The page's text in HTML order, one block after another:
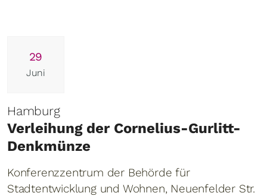
29
Juni
Hamburg
Verleihung der Cornelius-Gurlitt-
Denkmünze
Konferenzzentrum der Behörde für
Stadtentwicklung und Wohnen, Neuenfelder Str.